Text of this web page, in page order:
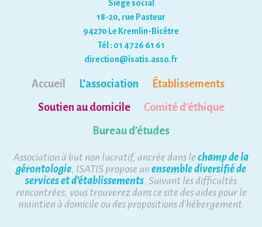
Siège social
18-20, rue Pasteur
94270 Le Kremlin-Bicêtre
Tél : 01 47 26 61 61
direction@isatis.asso.fr
Accueil L’association
Établissements
Soutien au domicile
Comité d’éthique
Bureau d’études
Association à but non lucratif, ancrée dans le champ de la
gérontologie, ISATIS propose un ensemble diversifié de
services et d’établissements. Suivant les difficultés
rencontrées, vous trouverez dans ce site des aides pour le
maintien à domicile ou des propositions d’hébergement.